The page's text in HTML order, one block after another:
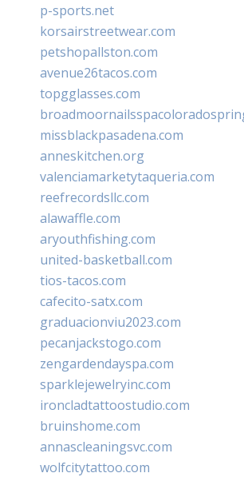
p-sports.net
korsairstreetwear.com
petshopallston.com
avenue26tacos.com
topgglasses.com
missblackpasadena.com
anneskitchen.org
valenciamarketytaqueria.com
reefrecordsllc.com
alawaffle.com
aryouthfishing.com
united-basketball.com
tios-tacos.com
cafecito-satx.com
graduacionviu2023.com
pecanjackstogo.com
zengardendayspa.com
sparklejewelryinc.com
ironcladtattoostudio.com
bruinshome.com
annascleaningsvc.com
wolfcitytattoo.com